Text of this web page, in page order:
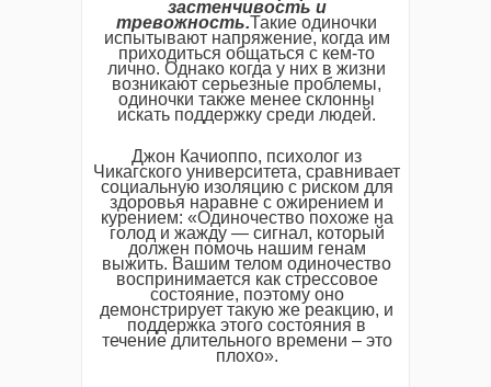
застенчивость и
тревожность.Такие одиночки
испытывают напряжение, когда им
приходиться общаться с кем-то
лично. Однако когда у них в жизни
возникают серьезные проблемы,
одиночки также менее склонны
искать поддержку среди людей.
Джон Качиоппо, психолог из
Чикагского университета, сравнивает
социальную изоляцию с риском для
здоровья наравне с ожирением и
курением: «Одиночество похоже на
голод и жажду — сигнал, который
должен помочь нашим генам
выжить. Вашим телом одиночество
воспринимается как стрессовое
состояние, поэтому оно
демонстрирует такую же реакцию, и
поддержка этого состояния в
течение длительного времени – это
плохо».